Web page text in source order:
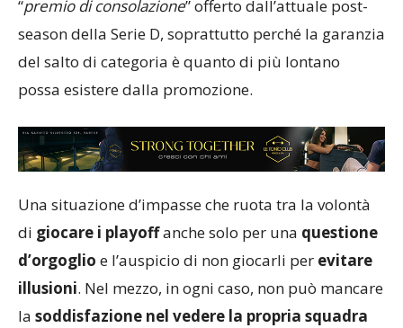
“premio di consolazione” offerto dall’attuale post-
season della Serie D, soprattutto perché la garanzia
del salto di categoria è quanto di più lontano
possa esistere dalla promozione.
Una situazione d’impasse che ruota tra la volontà
di giocare i playoffanche solo per una questione
d’orgoglio e l’auspicio di non giocarli per evitare
illusioni. Nel mezzo, in ogni caso, non può mancare
la soddisfazione nel vedere la propria squadra